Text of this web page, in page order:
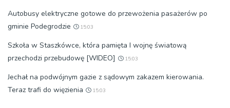
Autobusy elektryczne gotowe do przewożenia pasażerów po
gminie Podegrodzie
15:03
Szkoła w Staszkówce, która pamięta I wojnę światową
przechodzi przebudowę [WIDEO]
15:03
Jechał na podwójnym gazie z sądowym zakazem kierowania.
Teraz trafi do więzienia
15:03